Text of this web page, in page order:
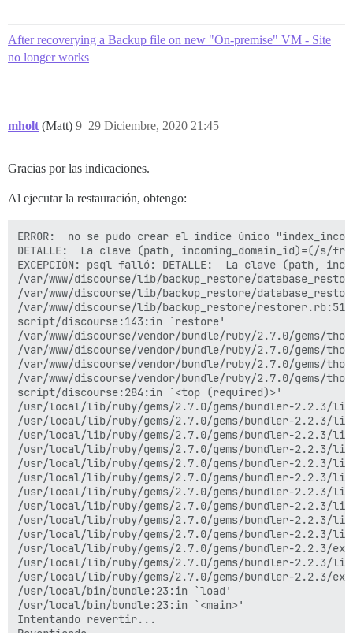
After recoverying a Backup file on new "On-premise" VM - Site
no longer works
mholt (Matt) 29 Diciembre, 2020 21:45
9
Gracias por las indicaciones.
Al ejecutar la restauración, obtengo:
ERROR:  no se pudo crear el índice único
DETALLE:  La clave (path, incoming_domain_id)=(/s/
EXCEPCIÓN: psql falló: DETALLE:  La clave (path,
/var/www/discourse/lib/backup_restore/
/var/www/discourse/lib/backup_restore/
/var/www/discourse/lib/backup_restore/
script/discourse:143:in `restore'
/var/www/discourse/vendor/bundle/ruby/2.7.0/gems/
/var/www/discourse/vendor/bundle/ruby/2.7.0/gems/
/var/www/discourse/vendor/bundle/ruby/2.7.0/
/var/www/discourse/vendor/bundle/ruby/2.7.0/
script/discourse:284:in `<top (required)>'
/usr/local/lib/ruby/gems/2.7.0/gems/bundler-2.2.3/
/usr/local/lib/ruby/gems/2.7.0/gems/bundler-2.2.3/
/usr/local/lib/ruby/gems/2.7.0/gems/bundler-2.2.3/
/usr/local/lib/ruby/gems/2.7.0/gems/bundler-2.2.3/
/usr/local/lib/ruby/gems/2.7.0/gems/bundler-2.2.3/
/usr/local/lib/ruby/gems/2.7.0/gems/bundler-2.2.3/
/usr/local/lib/ruby/gems/2.7.0/gems/bundler-2.2.3/
/usr/local/lib/ruby/gems/2.7.0/gems/bundler-2.2.3/
/usr/local/lib/ruby/gems/2.7.0/gems/bundler-
/usr/local/lib/ruby/gems/2.7.0/gems/bundler-
/usr/local/lib/ruby/gems/2.7.0/gems/bundler-2.2.3/
/usr/local/lib/ruby/gems/2.7.0/gems/bundler-2.2.3/
/usr/local/lib/ruby/gems/2.7.0/gems/bundler-2.2.3/
/usr/local/bin/bundle:23:in `load'
/usr/local/bin/bundle:23:in `<main>'
Intentando revertir...
Revertiendo...